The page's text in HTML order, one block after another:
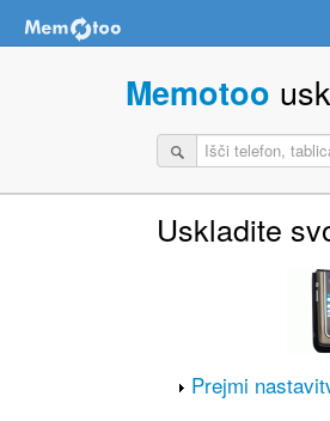
Memotoo
Uskladite
Prejmi